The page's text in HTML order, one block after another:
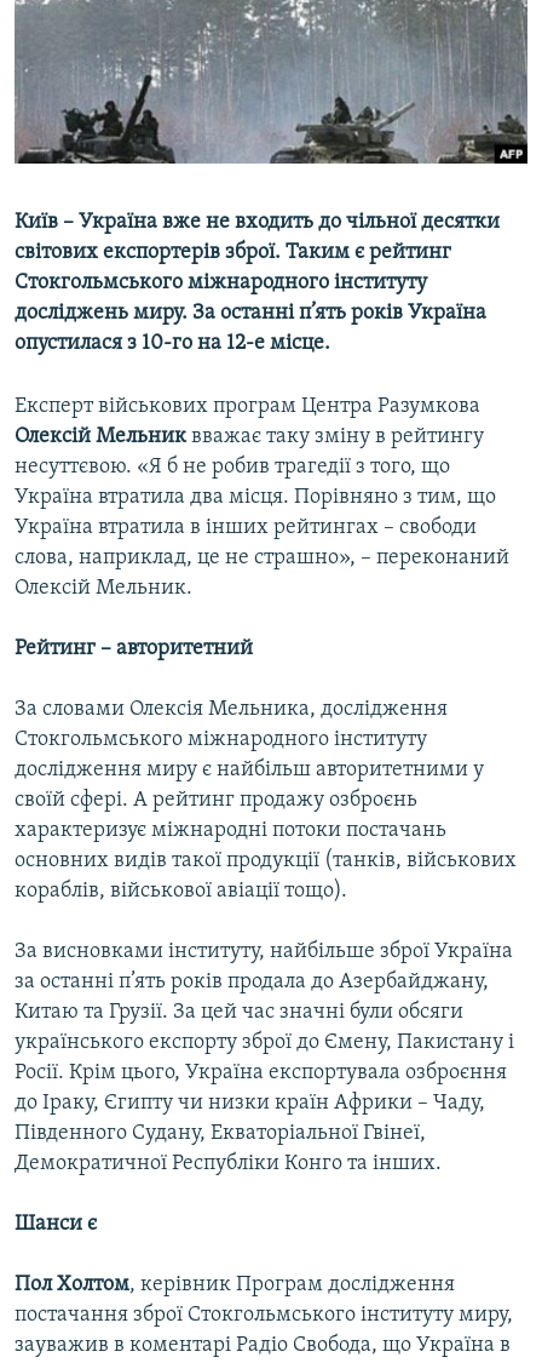
ПОДКАСТИ
КРИМ РЕАЛІЇ
РУС
УКР
КТАТ
ДОЛУЧАЙСЯ!
Усі сайти RFE/RL
Київ – Україна вже не входить до чільної десятки
світових експортерів зброї. Таким є рейтинг
Стокгольмського міжнародного інституту
досліджень миру. За останні п’ять років Україна
опустилася з 10-го на 12-е місце.
Експерт військових програм Центра Разумкова
Олексій Мельниквважає таку зміну в рейтингу
несуттєвою. «Я б не робив трагедії з того, що
Україна втратила два місця. Порівняно з тим, що
Україна втратила в інших рейтингах – свободи
слова, наприклад, це не страшно», – переконаний
Олексій Мельник.
Рейтинг – авторитетний
За словами Олексія Мельника, дослідження
Стокгольмського міжнародного інституту
дослідження миру є найбільш авторитетними у
своїй сфері. А рейтинг продажу озброєнь
характеризує міжнародні потоки постачань
основних видів такої продукції (танків, військових
кораблів, військової авіації тощо).
За висновками інституту, найбільше зброї Україна
за останні п’ять років продала до Азербайджану,
Китаю та Грузії. За цей час значні були обсяги
українського експорту зброї до Ємену, Пакистану і
Росії. Крім цього, Україна експортувала озброєння
до Іраку, Єгипту чи низки країн Африки – Чаду,
Південного Судану, Екваторіальної Гвінеї,
Демократичної Республіки Конго та інших.
Шанси є
Пол Холтом, керівник Програм дослідження
постачання зброї Стокгольмського інституту миру,
зауважив в коментарі Радіо Свобода, що Україна в